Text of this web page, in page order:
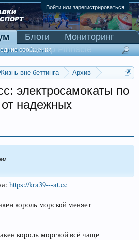
Войти или зарегистрироваться
вне беттинга
Архив
электросамокаты по
надежных
https://kra39---at.cc
король морской меняет
король морской всё чаще
сообщения
Блоги
Мониторинг
Сканер Pinnacle